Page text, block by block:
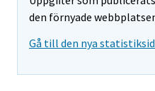
den förnyade
Gå till den nya